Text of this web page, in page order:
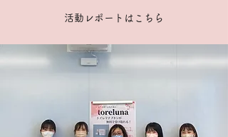
活動レポートはこちら